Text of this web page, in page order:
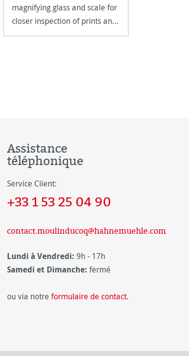
magnifying glass and scale for
closer inspection of prints and
artwork.
Assistance
téléphonique
Service Client:
+33 1 53 25 04 90
contact.moulinducoq@hahnemuehle.com
Lundi à Vendredi: 9h - 17h
Samedi et Dimanche: fermé
ou via notre formulaire de contact.